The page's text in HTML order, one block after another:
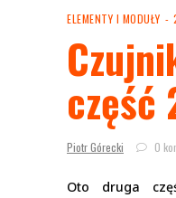
ELEMENTY I MODUŁY
część
Piotr Górecki 0
Oto druga